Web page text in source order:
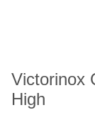
Victorinox
High